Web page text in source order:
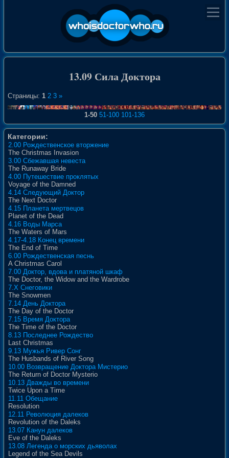
13.09 Сила Доктора
Страницы: 1 2 3 »
1-50 51-100 101-136
Категории:
2.00 Рождественское вторжение
The Christmas Invasion
3.00 Сбежавшая невеста
The Runaway Bride
4.00 Путешествие проклятых
Voyage of the Damned
4.14 Следующий Доктор
The Next Doctor
4.15 Планета мертвецов
Planet of the Dead
4.16 Воды Марса
The Waters of Mars
4.17-4.18 Конец времени
The End of Time
6.00 Рождественская песнь
A Christmas Carol
7.00 Доктор, вдова и платяной шкаф
The Doctor, the Widow and the Wardrobe
7.X Снеговики
The Snowmen
7.14 День Доктора
The Day of the Doctor
7.15 Время Доктора
The Time of the Doctor
8.13 Последнее Рождество
Last Christmas
9.13 Мужья Ривер Сонг
The Husbands of River Song
10.00 Возвращение Доктора Мистерио
The Return of Doctor Mysterio
10.13 Дважды во времени
Twice Upon a Time
11.11 Обещание
Resolution
12.11 Революция далеков
Revolution of the Daleks
13.07 Канун далеков
Eve of the Daleks
13.08 Легенда о морских дьяволах
Legend of the Sea Devils